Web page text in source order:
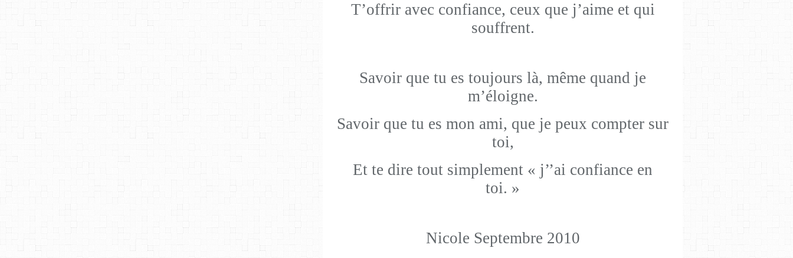
T’offrir avec confiance, ceux que j’aime et qui
souffrent.
Savoir que tu es toujours là, même quand je
m’éloigne.
Savoir que tu es mon ami, que je peux compter sur
toi,
Et te dire tout simplement « j’’ai confiance en
toi. »
Nicole Septembre 2010